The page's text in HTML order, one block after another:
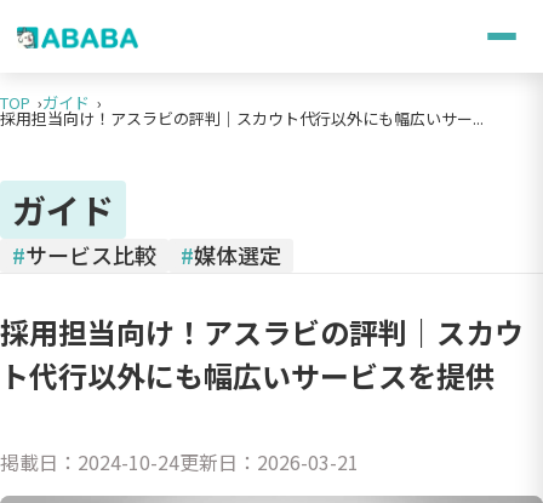
TOP ガイド
採用担当向け！アスラビの評判｜スカウト代行以外にも幅広いサー...
ガイド
#サービス比較 #媒体選定
採用担当向け！アスラビの評判｜スカウ
ト代行以外にも幅広いサービスを提供
掲載日： 2024-10-24更新日： 2026-03-21